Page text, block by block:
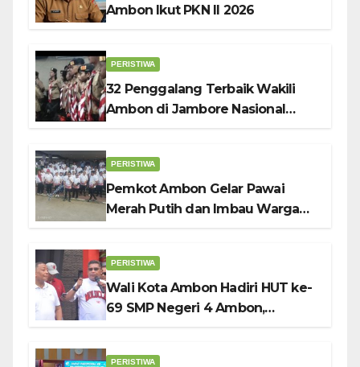
Ambon Ikut PKN II 2026
PERISTIWA
32 Penggalang Terbaik Wakili
Ambon di Jambore Nasional
PERISTIWA
Pemkot Ambon Gelar Pawai
Merah Putih dan Imbau Warga
PERISTIWA
Wali Kota Ambon Hadiri HUT ke-
69 SMP Negeri 4 Ambon,
PERISTIWA